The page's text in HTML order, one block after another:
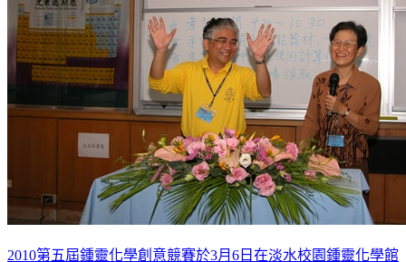
2010第五屆鍾靈化學創意競賽於3月6日在淡水校園鍾靈化學館